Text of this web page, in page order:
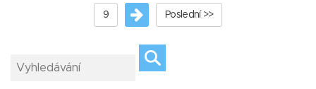
9 Poslední >>